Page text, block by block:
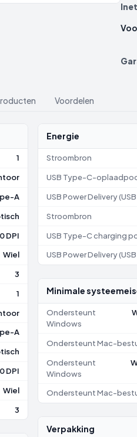
Voordelen
1
A
DPI
Wiel
3
1
A
DPI
Wiel
3
Energie
Stroombron
USB Type-C-
USB Power Delivery (USB
Stroombron
USB Type-C charging
USB Power Delivery (USB
Minimale
Ondersteunt
Windows
Ondersteunt Mac-
Ondersteunt
Windows
Ondersteunt Mac-
Verpakking